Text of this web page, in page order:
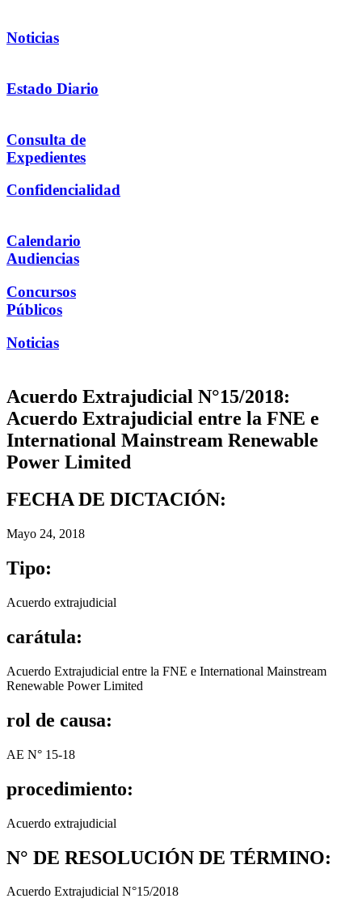
Noticias
Estado Diario
Consulta de
Expedientes
Confidencialidad
Calendario
Audiencias
Concursos
Públicos
Noticias
Acuerdo Extrajudicial N°15/2018:
Acuerdo Extrajudicial entre la FNE e
International Mainstream Renewable
Power Limited
FECHA DE DICTACIÓN:
Mayo 24, 2018
Tipo:
Acuerdo extrajudicial
carátula:
Acuerdo Extrajudicial entre la FNE e International Mainstream
Renewable Power Limited
rol de causa:
AE N° 15-18
procedimiento:
Acuerdo extrajudicial
N° DE RESOLUCIÓN DE TÉRMINO:
Acuerdo Extrajudicial N°15/2018